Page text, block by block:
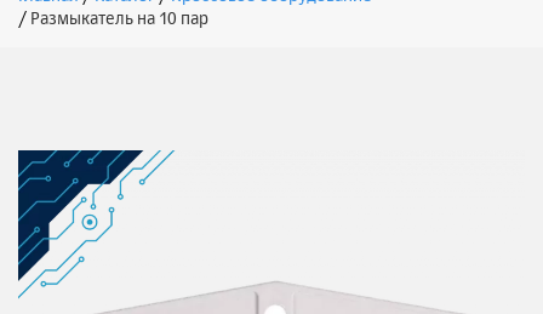
Размыкатель на 10 пар